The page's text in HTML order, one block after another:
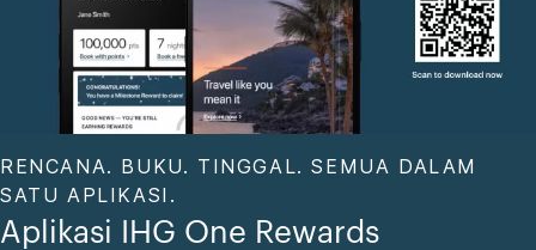
RENCANA. BUKU. TINGGAL. SEMUA DALAM
SATU APLIKASI.
Aplikasi IHG One Rewards